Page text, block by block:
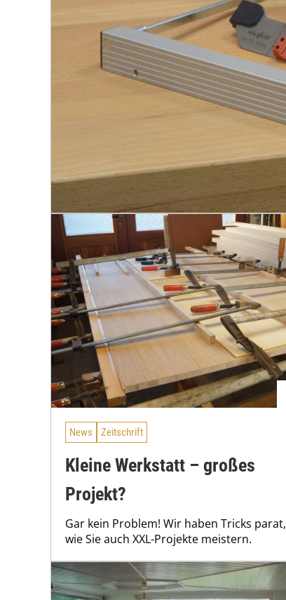
News Zeitschrift
Kleine Werkstatt – großes
Projekt?
Gar kein Problem! Wir haben Tricks parat,
wie Sie auch XXL-Projekte meistern.